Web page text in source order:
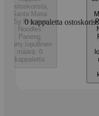
ostoskorista
Santa Maria
85g Premium
Noodles
Paneng
Curry lopullinen
määrä: 0
kappaletta
0 kappaletta